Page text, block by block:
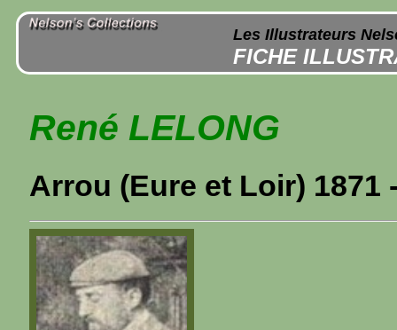
Les Illustrateurs
FICHE
René LELONG
Arrou (Eure et Loir) 1871